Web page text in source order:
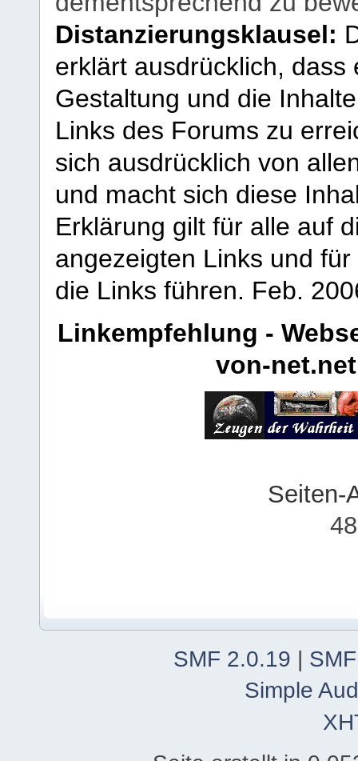
Distanzierungsklausel:
erklärt ausdrücklich,
Gestaltung und die
Links des Forums zu
sich ausdrücklich von
und macht sich diese
Erklärung gilt für alle auf
angezeigten Links und
die Links führen. Feb.
Linkempfehlung -
von-net.net
Seiten-
SMF 2.0.19 |
Simple